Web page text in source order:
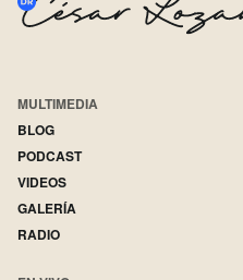
MULTIMEDIA
BLOG
PODCAST
VIDEOS
GALERÍA
RADIO